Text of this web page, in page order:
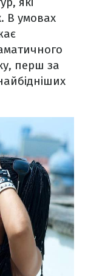
В умовах
перш за